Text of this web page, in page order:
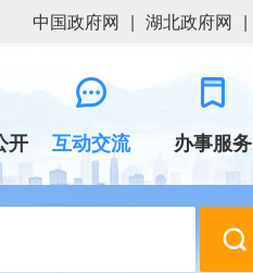
中国政府网 | 湖北政府网 |
开 互动交流 办事服务